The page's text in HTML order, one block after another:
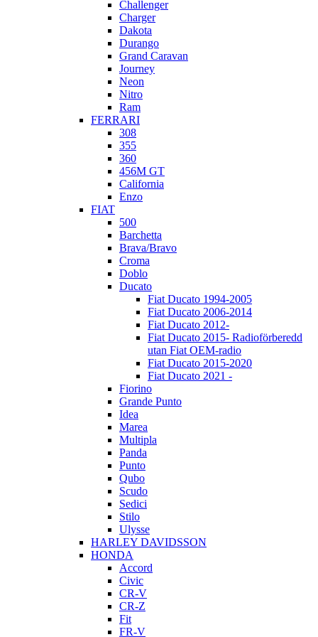
Challenger
Charger
Dakota
Durango
Grand Caravan
Journey
Neon
Nitro
Ram
FERRARI
308
355
360
456M GT
California
Enzo
FIAT
500
Barchetta
Brava/Bravo
Croma
Doblo
Ducato
Fiat Ducato 1994-2005
Fiat Ducato 2006-2014
Fiat Ducato 2012-
Fiat Ducato 2015- Radioförberedd
utan Fiat OEM-radio
Fiat Ducato 2015-2020
Fiat Ducato 2021 -
Fiorino
Grande Punto
Idea
Marea
Multipla
Panda
Punto
Qubo
Scudo
Sedici
Stilo
Ulysse
HARLEY DAVIDSSON
HONDA
Accord
Civic
CR-V
CR-Z
Fit
FR-V